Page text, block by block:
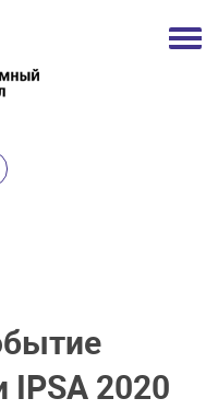
IPSA 2020